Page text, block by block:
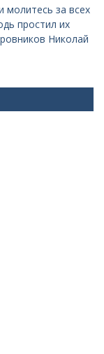
молитесь за всех
простил их
Николай